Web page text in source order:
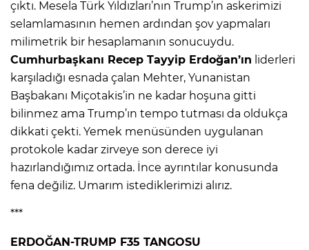
çıktı. Mesela Türk Yıldızları’nın Trump’ın askerimizi
selamlamasının hemen ardından şov yapmaları
milimetrik bir hesaplamanın sonucuydu.
Cumhurbaşkanı Recep Tayyip Erdoğan’ın liderleri
karşıladığı esnada çalan Mehter, Yunanistan
Başbakanı Miçotakis’in ne kadar hoşuna gitti
bilinmez ama Trump’ın tempo tutması da oldukça
dikkati çekti. Yemek menüsünden uygulanan
protokole kadar zirveye son derece iyi
hazırlandığımız ortada. İnce ayrıntılar konusunda
fena değiliz. Umarım istediklerimizi alırız.
***
ERDOĞAN-TRUMP F35 TANGOSU